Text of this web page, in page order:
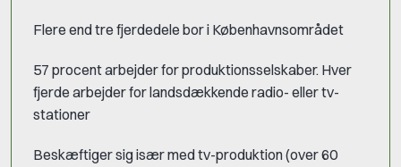
Flere end tre fjerdedele bor i Københavnsområdet
57 procent arbejder for produktionsselskaber. Hver
fjerde arbejder for landsdækkende radio- eller tv-
stationer
Beskæftiger sig især med tv-produktion (over 60